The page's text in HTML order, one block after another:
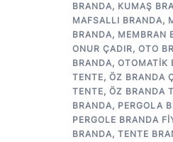
BRANDA, KUMAŞ
MAFSALLI BRANDA,
BRANDA, MEMBRAN
ONUR ÇADIR, OTO
BRANDA, OTOMATIK
TENTE, ÖZ BRANDA
TENTE, ÖZ BRANDA
BRANDA, PERGOLA
PERGOLE BRANDA
BRANDA, TENTE